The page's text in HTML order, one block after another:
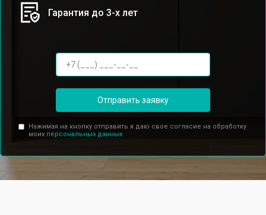
Гарантия до 3-х лет
Отправить заявку
Нажимая на кнопку отправить я даю свое согласие на обработку
моих персональных данных.